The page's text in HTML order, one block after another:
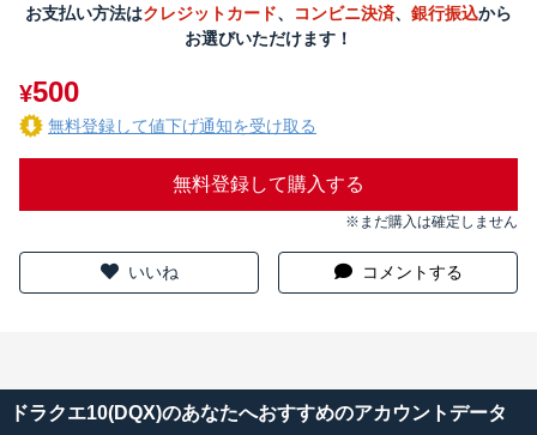
お支払い方法はクレジットカード、 コンビニ決済、 銀行振込から
お選びいただけます！
¥500
無料登録して値下げ通知を受け取る
無料登録して購入する
※まだ購入は確定しません
いいね コメントする
ドラクエ10(DQX)のあなたへおすすめのアカウントデータ